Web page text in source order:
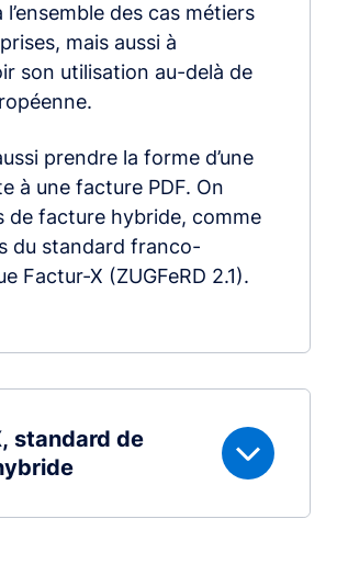
l’ensemble des cas métiers
mais aussi à
son utilisation au-delà de
prendre la forme d’une
à une facture PDF. On
de facture hybride, comme
du standard franco-
Factur-X (ZUGFeRD 2.1).
standard de